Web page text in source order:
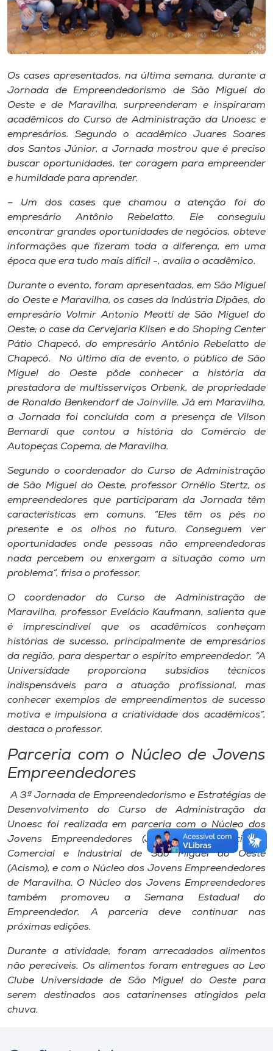
Store
Selecione
A+
A-
Os cases apresentados, na última semana, durante a
Jornada de Empreendedorismo de São Miguel do
Oeste e de Maravilha, surpreenderam e inspiraram
acadêmicos do Curso de Administração da Unoesc e
empresários. Segundo o acadêmico Juares Soares
dos Santos Júnior, a Jornada mostrou que é preciso
buscar oportunidades, ter coragem para empreender
e humildade para aprender.
– Um dos cases que chamou a atenção foi do
empresário Antônio Rebelatto. Ele conseguiu
encontrar grandes oportunidades de negócios, obteve
informações que fizeram toda a diferença, em uma
época que era tudo mais difícil -, avalia o acadêmico.
Durante o evento, foram apresentados, em São Miguel
do Oeste e Maravilha, os cases da Indústria Dipães, do
empresário Volmir Antonio Meotti de São Miguel do
Oeste; o case da Cervejaria Kilsen e do Shoping Center
Pátio Chapecó, do empresário Antônio Rebelatto de
Chapecó. No último dia de evento, o público de São
Miguel do Oeste pôde conhecer a história da
prestadora de multisserviços Orbenk, de propriedade
de Ronaldo Benkendorf de Joinville. Já em Maravilha,
a Jornada foi concluída com a presença de Vilson
Bernardi que contou a história do Comércio de
Autopeças Copema, de Maravilha.
Segundo o coordenador do Curso de Administração
de São Miguel do Oeste, professor Ornélio Stertz, os
empreendedores que participaram da Jornada têm
características em comuns. “Eles têm os pés no
presente e os olhos no futuro. Conseguem ver
oportunidades onde pessoas não empreendedoras
nada percebem ou enxergam a situação como um
problema”, frisa o professor.
O coordenador do Curso de Administração de
Maravilha, professor Evelácio Kaufmann, salienta que
é imprescindível que os acadêmicos conheçam
histórias de sucesso, principalmente de empresários
da região, para despertar o espírito empreendedor. “A
Universidade proporciona subsídios técnicos
indispensáveis para a atuação profissional, mas
conhecer exemplos de empreendimentos de sucesso
motiva e impulsiona a criatividade dos acadêmicos”,
destaca o professor.
Parceria com o Núcleo de Jovens
Empreendedores
A 3ª Jornada de Empreendedorismo e Estratégias de
Desenvolvimento do Curso de Administração da
Unoesc foi realizada em parceria com o Núcleo dos
Jovens Empreendedores (Jesmo), da Associação
Comercial e Industrial de São Miguel do Oeste
(Acismo), e com o Núcleo dos Jovens Empreendedores
de Maravilha. O Núcleo dos Jovens Empreendedores
também promoveu a Semana Estadual do
Empreendedor. A parceria deve continuar nas
próximas edições.
Durante a atividade, foram arrecadados alimentos
não perecíveis. Os alimentos foram entregues ao Leo
Clube Universidade de São Miguel do Oeste para
serem destinados aos catarinenses atingidos pela
chuva.